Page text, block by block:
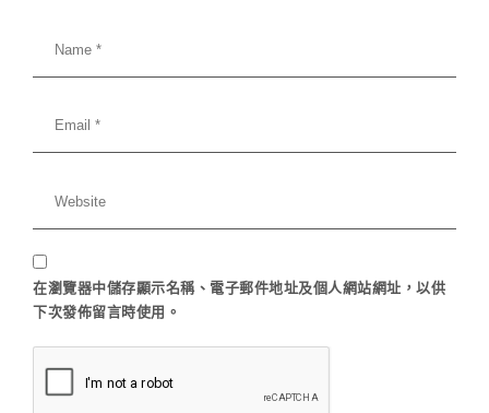
在瀏覽器中儲存顯示名稱、電子郵件地址及個人網站網址，以供
下次發佈留言時使用。